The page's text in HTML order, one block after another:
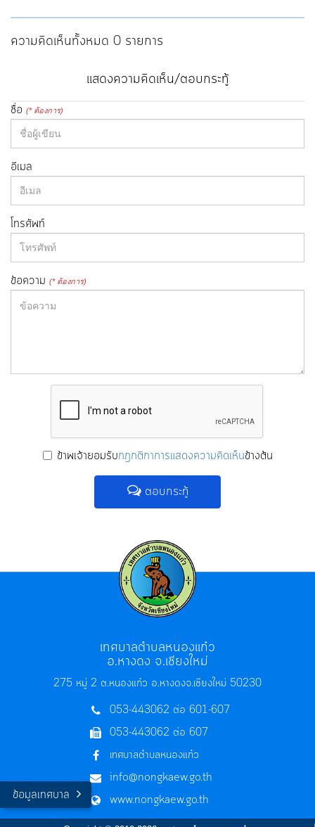
ข้อมูลเทศบาล
ความคิดเห็นทั้งหมด 0 รายการ
แสดงความคิดเห็น/ตอบกระทู้
ชื่อ (* ต้องการ)
อีเมล
โทรศัพท์
ข้อความ (* ต้องการ)
ข้าพเจ้ายอมรับกฎกติกาการแสดงความคิดเห็นข้างต้น
ตอบกระทู้
275 หมู่ 2 ต.หนองแก๋ว อ.หางดงจ.เชียงใหม่ 50230
เทศบาลตำบลหนองแก๋ว
อ.หางดง จ.เชียงใหม่
053-443062 ต่อ 601-607
053-443062 ต่อ 607
เทศบาลตำบลหนองแก๋ว
info@nongkaew.go.th
www.nongkaew.go.th